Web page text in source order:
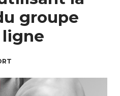
groupe